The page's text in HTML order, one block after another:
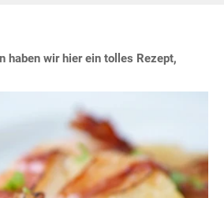
haben wir hier ein tolles Rezept,